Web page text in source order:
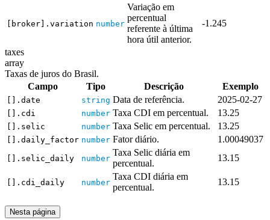
[broker].variation number
Variação em
percentual
referente à última
hora útil anterior.
-1.245
taxes
array
Taxas de juros do Brasil.
Campo
Tipo Descrição Exemplo
[].date string Data de referência. 2025-02-27
[].cdi number Taxa CDI em percentual. 13.25
[].selic number Taxa Selic em percentual. 13.25
[].daily_factor number Fator diário. 1.00049037
[].selic_daily number
Taxa Selic diária em
percentual.
13.15
[].cdi_daily number
Taxa CDI diária em
percentual.
13.15
Nesta página